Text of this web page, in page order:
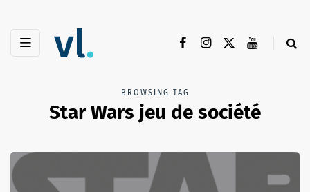
BROWSING TAG
Star Wars jeu de société